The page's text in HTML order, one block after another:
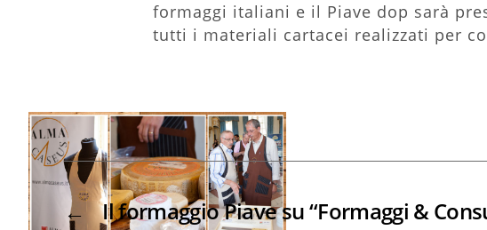
formaggi italiani e il Piave dop sarà
tutti i materiali cartacei realizzati per
← Il formaggio Piave su “Formaggi &